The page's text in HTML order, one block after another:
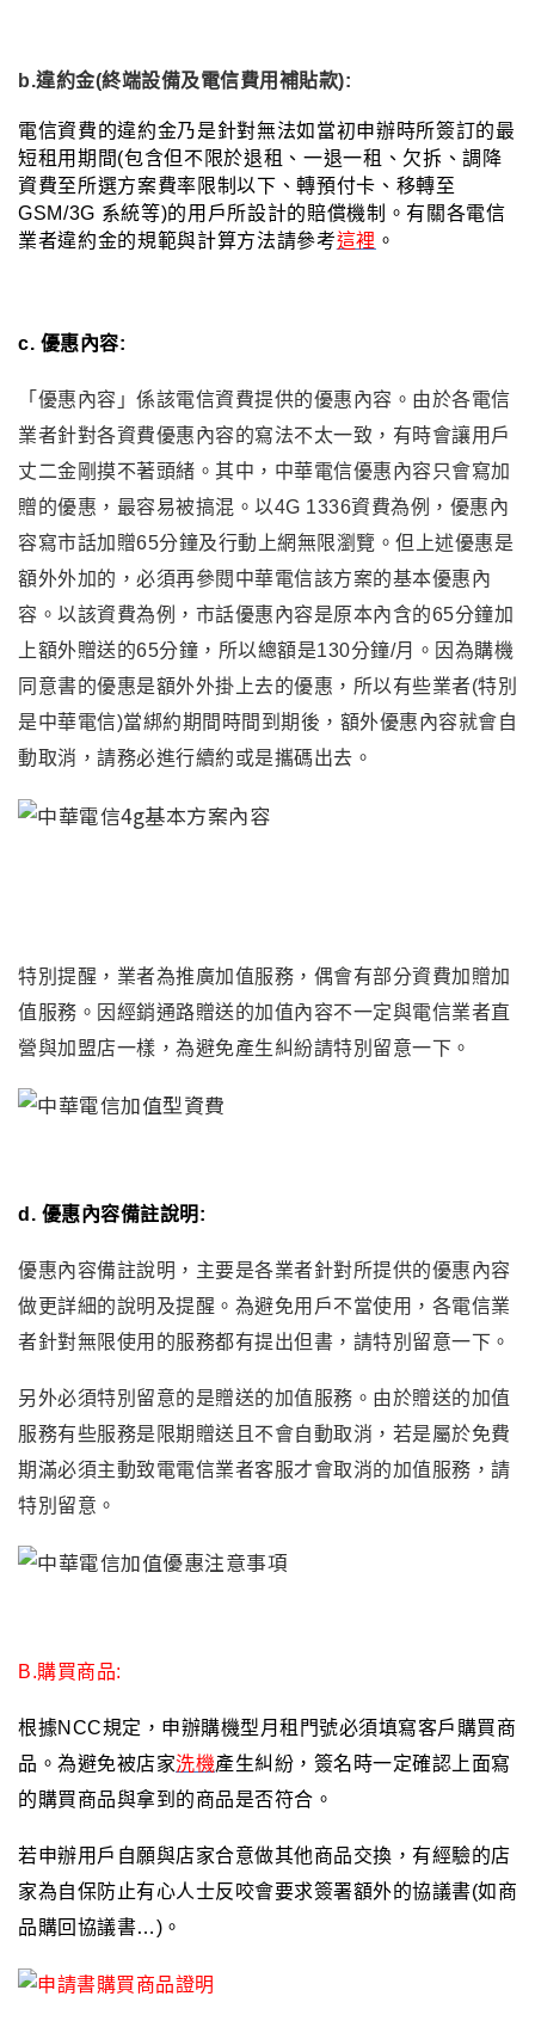
b.違約金(終端設備及電信費用補貼款):
電信資費的違約金乃是針對無法如當初申辦時所簽訂的最
短租用期間(包含但不限於退租、一退一租、欠拆、調降
資費至所選方案費率限制以下、轉預付卡、移轉至
GSM/3G 系統等)的用戶所設計的賠償機制 。有關各電信
業者違約金的規範與計算方法請參考這裡 。
c. 優惠內容:
「優惠內容」係該電信資費提供的優惠內容 。由於各電信
業者針對各資費優惠內容的寫法不太一致 ，有時會讓用戶
丈二金剛摸不著頭緒。其中 ，中華電信優惠內容只會寫加
贈的優惠 ，最容易被搞混 。以4G 1336資費為例 ，優惠內
容寫市話加贈65分鐘及行動上網無限瀏覽 。但上述優惠是
額外外加的 ，必須再參閱中華電信該方案的基本優惠內
容 。以該資費為例 ， 市話優惠內容是原本內含的65分鐘加
上額外贈送的65分鐘 ， 所以總額是130分鐘/月 。因為購機
同意書的優惠是額外外掛上去的優惠 ， 所以有些業者(特別
是中華電信)當綁約期間時間到期後 ， 額外優惠內容就會自
動取消 ，請務必進行續約或是攜碼出去 。
特別提醒 ，業者為推廣加值服務 ，偶會有部分資費加贈加
值服務 。因經銷通路贈送的加值內容不一定與電信業者直
營與加盟店一樣 ，為避免產生糾紛請特別留意一下 。
d. 優惠內容備註說明:
優惠內容備註說明 ，主要是各業者針對所提供的優惠內容
做更詳細的說明及提醒 。 為避免用戶不當使用 ，各電信業
者針對無限使用的服務都有提出但書 ， 請特別留意一下 。
另外必須特別留意的是贈送的加值服務 。 由於贈送的加值
服務有些服務是限期贈送且不會自動取消 ，若是屬於免費
期滿必須主動致電電信業者客服才會取消的加值服務 ， 請
特別留意 。
B.購買商品:
根據NCC規定 ， 申辦購機型月租門號必須填寫客戶購買商
品 。為避免被店家洗機產生糾紛 ， 簽名時一定確認上面寫
的購買商品與拿到的商品是否符合 。
若申辦用戶自願與店家合意做其他商品交換 ， 有經驗的店
家為自保防止有心人士反咬會要求簽署額外的協議書(如商
品購回協議書…) 。